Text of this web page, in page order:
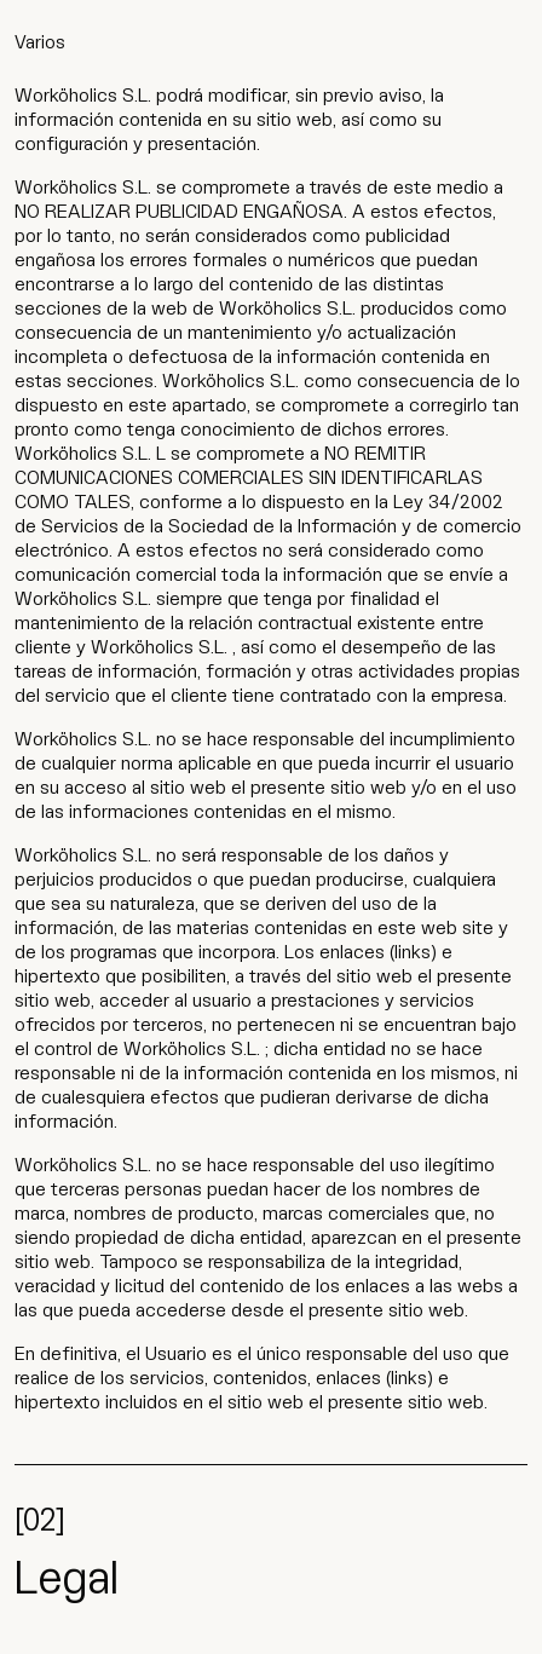
Varios
Worköholics S.L. podrá modificar, sin previo aviso, la
información contenida en su sitio web, así como su
configuración y presentación.
Worköholics S.L. se compromete a través de este medio a
NO REALIZAR PUBLICIDAD ENGAÑOSA. A estos efectos,
por lo tanto, no serán considerados como publicidad
engañosa los errores formales o numéricos que puedan
encontrarse a lo largo del contenido de las distintas
secciones de la web de Worköholics S.L. producidos como
consecuencia de un mantenimiento y/o actualización
incompleta o defectuosa de la información contenida en
estas secciones. Worköholics S.L. como consecuencia de lo
dispuesto en este apartado, se compromete a corregirlo tan
pronto como tenga conocimiento de dichos errores.
Worköholics S.L. L se compromete a NO REMITIR
COMUNICACIONES COMERCIALES SIN IDENTIFICARLAS
COMO TALES, conforme a lo dispuesto en la Ley 34/2002
de Servicios de la Sociedad de la Información y de comercio
electrónico. A estos efectos no será considerado como
comunicación comercial toda la información que se envíe a
Worköholics S.L. siempre que tenga por finalidad el
mantenimiento de la relación contractual existente entre
cliente y Worköholics S.L. , así como el desempeño de las
tareas de información, formación y otras actividades propias
del servicio que el cliente tiene contratado con la empresa.
Worköholics S.L. no se hace responsable del incumplimiento
de cualquier norma aplicable en que pueda incurrir el usuario
en su acceso al sitio web el presente sitio web y/o en el uso
de las informaciones contenidas en el mismo.
Worköholics S.L. no será responsable de los daños y
perjuicios producidos o que puedan producirse, cualquiera
que sea su naturaleza, que se deriven del uso de la
información, de las materias contenidas en este web site y
de los programas que incorpora. Los enlaces (links) e
hipertexto que posibiliten, a través del sitio web el presente
sitio web, acceder al usuario a prestaciones y servicios
ofrecidos por terceros, no pertenecen ni se encuentran bajo
el control de Worköholics S.L. ; dicha entidad no se hace
responsable ni de la información contenida en los mismos, ni
de cualesquiera efectos que pudieran derivarse de dicha
información.
Worköholics S.L. no se hace responsable del uso ilegítimo
que terceras personas puedan hacer de los nombres de
marca, nombres de producto, marcas comerciales que, no
siendo propiedad de dicha entidad, aparezcan en el presente
sitio web. Tampoco se responsabiliza de la integridad,
veracidad y licitud del contenido de los enlaces a las webs a
las que pueda accederse desde el presente sitio web.
En definitiva, el Usuario es el único responsable del uso que
realice de los servicios, contenidos, enlaces (links) e
hipertexto incluidos en el sitio web el presente sitio web.
[02]
Legal